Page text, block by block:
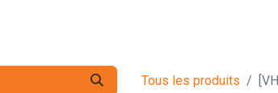
Tous les produits